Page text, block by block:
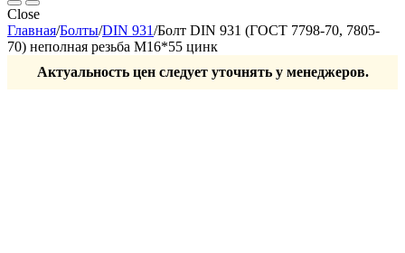
Close
Главная/Болты/DIN 931/Болт DIN 931 (ГОСТ 7798-70, 7805-
70) неполная резьба М16*55 цинк
Актуальность цен следует уточнять у менеджеров.